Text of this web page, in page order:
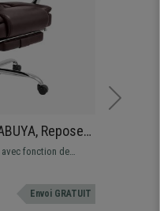
Repose-
Massage,
avec fonction de
repose-pieds
confort et qualité, ce
Envoi GRATUIT